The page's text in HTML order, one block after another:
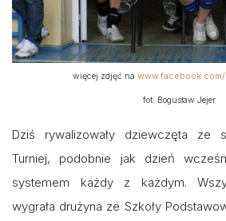
więcej zdjęć na www.facebook.com/
fot. Bogusław Jejer
Dziś rywalizowały dziewczęta ze
Turniej, podobnie jak dzień
systemem każdy z każdym.
wygrała drużyna ze Szkoły